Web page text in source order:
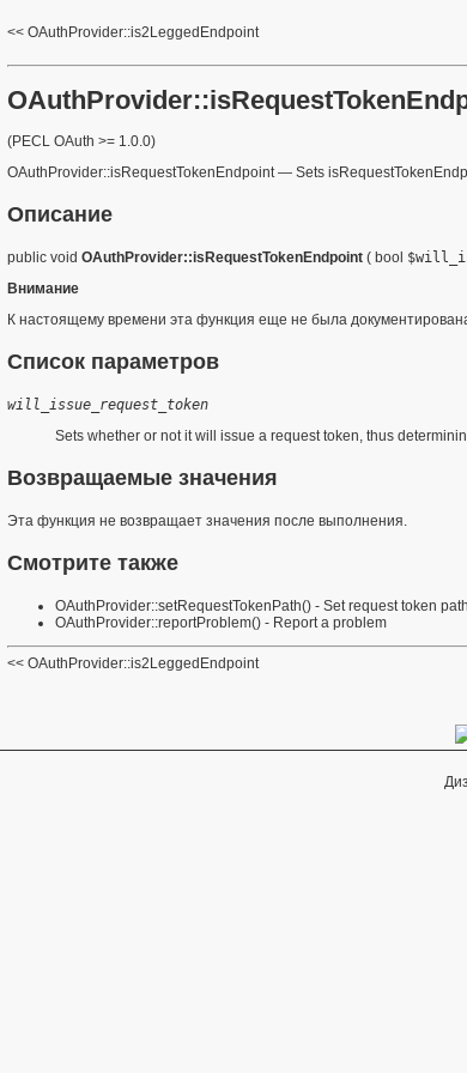
OAuthProvider::is2LeggedEndpoint
(PECL OAuth >= 1.0.0)
OAuthProvider::isRequestTokenEndpoint— Sets
Описание
public void OAuthProvider::isRequestTokenEndpoint ( bool
Внимание
К настоящему времени эта функция еще не была
Список параметров
will_issue_request_token
Sets whether or not it will issue a request token, thus
Возвращаемые значения
Эта функция не возвращает значения после выполнения.
Смотрите также
OAuthProvider::setRequestTokenPath() - Set request token path
OAuthProvider::reportProblem() - Report a problem
OAuthProvider::is2LeggedEndpoint